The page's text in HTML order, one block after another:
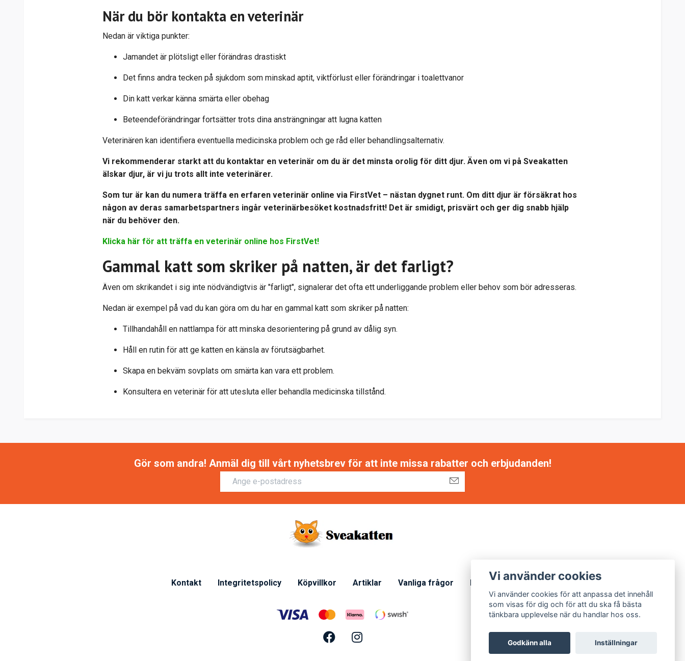
När du bör kontakta en veterinär
Nedan är viktiga punkter:
Jamandet är plötsligt eller förändras drastiskt
Det finns andra tecken på sjukdom som minskad aptit, viktförlust eller förändringar i toalettvanor
Din katt verkar känna smärta eller obehag
Beteendeförändringar fortsätter trots dina ansträngningar att lugna katten
Veterinären kan identifiera eventuella medicinska problem och ge råd eller behandlingsalternativ.
Vi rekommenderar starkt att du kontaktar en veterinär om du är det minsta orolig för ditt djur. Även om vi på Sveakatten
älskar djur, är vi ju trots allt inte veterinärer.
Som tur är kan du numera träffa en erfaren veterinär online via FirstVet – nästan dygnet runt. Om ditt djur är försäkrat hos
någon av deras samarbetspartners ingår veterinärbesöket kostnadsfritt! Det är smidigt, prisvärt och ger dig snabb hjälp
när du behöver den.
Klicka här för att träffa en veterinär online hos FirstVet!
Gammal katt som skriker på natten, är det farligt?
Även om skrikandet i sig inte nödvändigtvis är "farligt", signalerar det ofta ett underliggande problem eller behov som bör adresseras.
Nedan är exempel på vad du kan göra om du har en gammal katt som skriker på natten:
Tillhandahåll en nattlampa för att minska desorientering på grund av dålig syn.
Håll en rutin för att ge katten en känsla av förutsägbarhet.
Skapa en bekväm sovplats om smärta kan vara ett problem.
Konsultera en veterinär för att utesluta eller behandla medicinska tillstånd.
Gör som andra! Anmäl dig till vårt nyhetsbrev för att inte missa rabatter och erbjudanden!
Kontakt Integritetspolicy Köpvillkor Artiklar Vanliga frågor Miljöarbete
Vi använder cookies
Vi använder cookies för att anpassa det innehåll
som visas för dig och för att du ska få bästa
tänkbara upplevelse när du handlar hos oss.
Godkänn alla Inställningar